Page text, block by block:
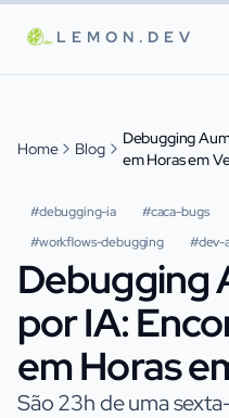
LEMON.DEV
Home Blog
Debugging
em Horas em
#debugging-ia #caca-bugs
#workflows-debugging #dev-
Debugging
por IA:
em Horas
São 23h de uma